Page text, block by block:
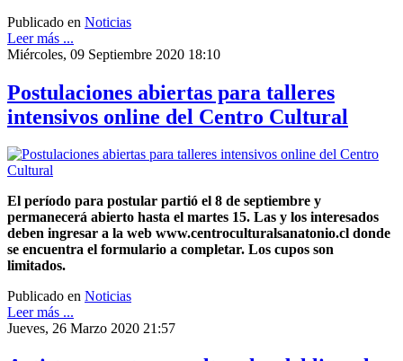
Publicado en Noticias
Leer más ...
Miércoles, 09 Septiembre 2020 18:10
Postulaciones abiertas para talleres
intensivos online del Centro Cultural
El período para postular partió el 8 de septiembre y
permanecerá abierto hasta el martes 15. Las y los interesados
deben ingresar a la web www.centroculturalsanatonio.cl donde
se encuentra el formulario a completar. Los cupos son
limitados.
Publicado en Noticias
Leer más ...
Jueves, 26 Marzo 2020 21:57